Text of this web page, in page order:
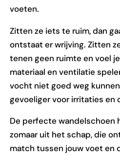
voeten.
Zitten ze iets te ruim, dan
ontstaat er wrijving. Zitten
tenen geen ruimte en voel
materiaal en ventilatie
vocht niet goed weg
gevoeliger voor irritaties en
De perfecte wandelschoen
zomaar uit het schap, die
match tussen jouw voet en